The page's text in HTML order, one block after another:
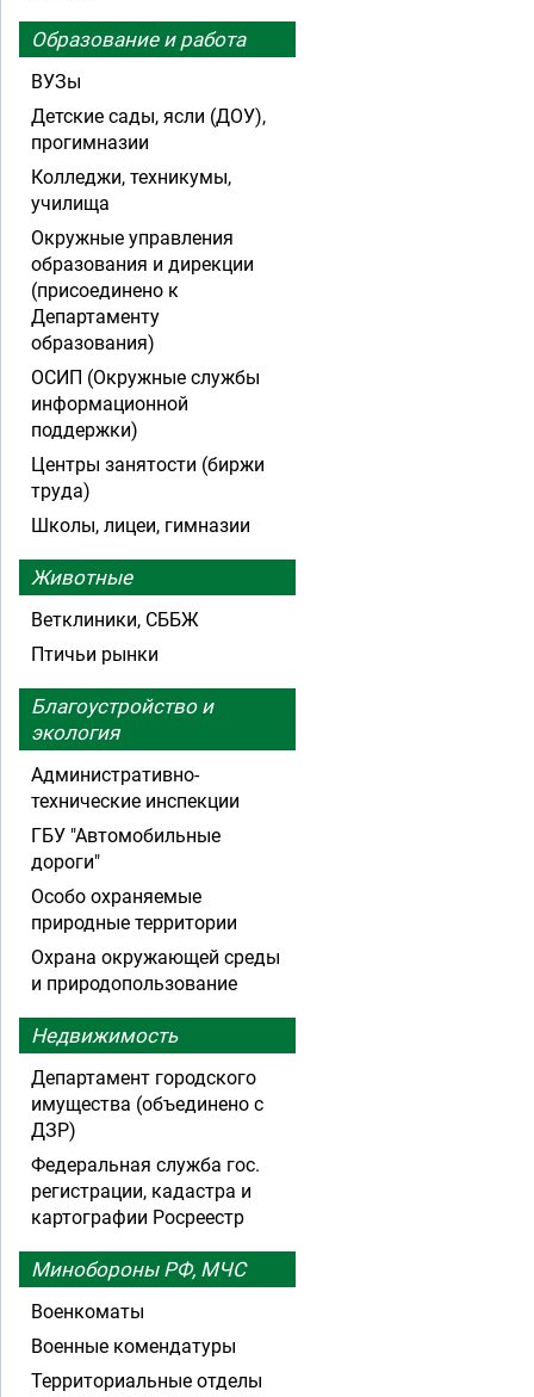
Образование и работа
ВУЗы
Детские сады, ясли (ДОУ),
прогимназии
Колледжи, техникумы,
училища
Окружные управления
образования и дирекции
(присоединено к
Департаменту
образования)
ОСИП (Окружные службы
информационной
поддержки)
Центры занятости (биржи
труда)
Школы, лицеи, гимназии
Животные
Ветклиники, СББЖ
Птичьи рынки
Благоустройство и
экология
Административно-
технические инспекции
ГБУ "Автомобильные
дороги"
Особо охраняемые
природные территории
Охрана окружающей среды
и природопользование
Недвижимость
Департамент городского
имущества (объединено с
ДЗР)
Федеральная служба гос.
регистрации, кадастра и
картографии Росреестр
Минобороны РФ, МЧС
Военкоматы
Военные комендатуры
Территориальные отделы